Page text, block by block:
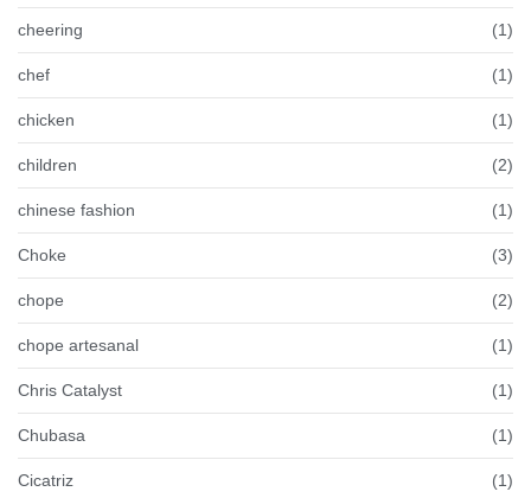
cheering (1)
chef (1)
chicken (1)
children (2)
chinese fashion (1)
Choke (3)
chope (2)
chope artesanal (1)
Chris Catalyst (1)
Chubasa (1)
Cicatriz (1)